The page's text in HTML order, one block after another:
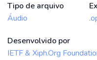
Tipo de arquivo
Áudio
Desenvolvido por
IETF & Xiph.Org